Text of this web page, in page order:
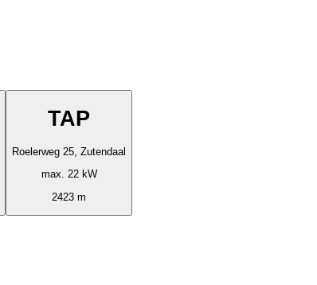
TAP
Roelerweg 25, Zutendaal
max. 22 kW
2423 m